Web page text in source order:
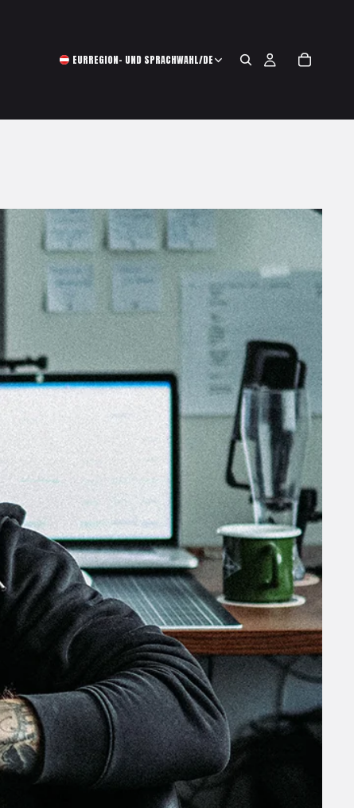
EURREGION- UND SPRACHWAHL/DE